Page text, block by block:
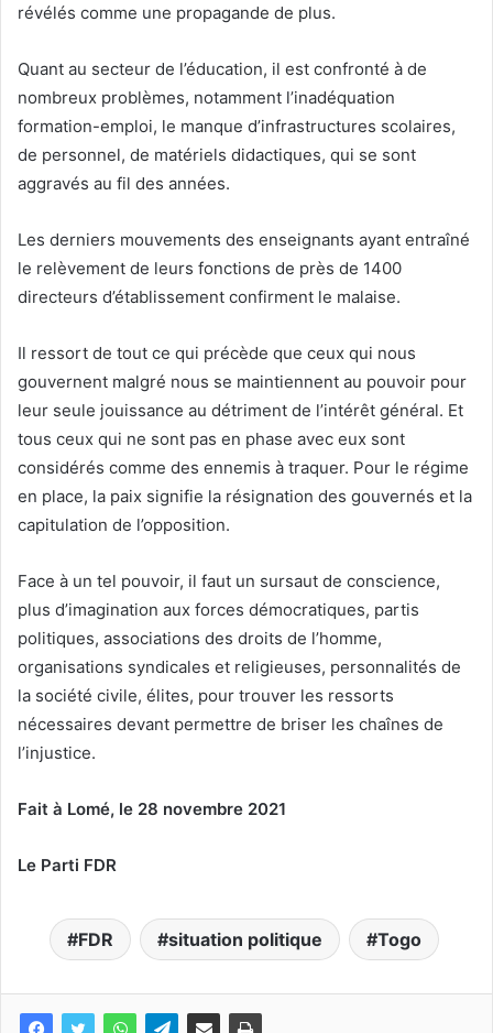
révélés comme une propagande de plus.
Quant au secteur de l’éducation, il est confronté à de
nombreux problèmes, notamment l’inadéquation
formation-emploi, le manque d’infrastructures scolaires,
de personnel, de matériels didactiques, qui se sont
aggravés au fil des années.
Les derniers mouvements des enseignants ayant entraîné
le relèvement de leurs fonctions de près de 1400
directeurs d’établissement confirment le malaise.
Il ressort de tout ce qui précède que ceux qui nous
gouvernent malgré nous se maintiennent au pouvoir pour
leur seule jouissance au détriment de l’intérêt général. Et
tous ceux qui ne sont pas en phase avec eux sont
considérés comme des ennemis à traquer. Pour le régime
en place, la paix signifie la résignation des gouvernés et la
capitulation de l’opposition.
Face à un tel pouvoir, il faut un sursaut de conscience,
plus d’imagination aux forces démocratiques, partis
politiques, associations des droits de l’homme,
organisations syndicales et religieuses, personnalités de
la société civile, élites, pour trouver les ressorts
nécessaires devant permettre de briser les chaînes de
l’injustice.
Fait à Lomé, le 28 novembre 2021
Le Parti FDR
FDR situation politique Togo